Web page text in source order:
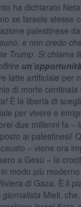
ha dichiarato
se Israele stesse
palestinese
e non credo
Trump. Si chiama
latte artificiale per
di morte
È la libertà di
per vivere e
due millenni fa –
ai palestinesi!
– viene ora
a Gesù – la
modo più
di Gaza. È il
giornalista Mieli,